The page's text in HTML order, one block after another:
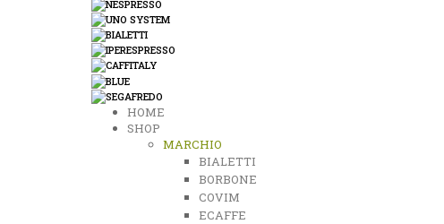
HOME
SHOP
MARCHIO
BIALETTI
BORBONE
COVIM
ECAFFE